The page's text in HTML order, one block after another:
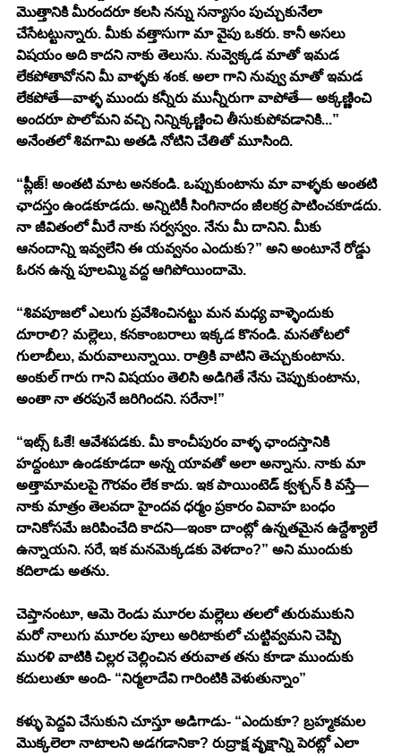
మొత్తానికి మీరందరూ కలసి నన్ను సన్యాసం పుచ్చుకునేలా
చేసేటట్టున్నారు. మీకు వత్తాసుగా మా వైపు ఒకరు. కానీ అసలు
విషయం అది కాదని నాకు తెలుసు. నువ్వెక్కడ మాతో ఇమడ
లేకపోతావోనని మీ వాళ్ళకు శంక. అలా గాని నువ్వు మాతో ఇమడ
లేకపోతే—వాళ్ళ ముందు కన్నీరు మున్నీరుగా వాపోతే— అక్కణ్ణించి
అందరూ పొలోమని వచ్చి నిన్నిక్కణ్ణించి తీసుకుపోవడానికి...”
అనేంతలో శివగామి అతడి నోటిని చేతితో మూసింది.
“ప్లీజ్! అంతటి మాట అనకండి. ఒప్పుకుంటాను మా వాళ్ళకు అంతటి
ఛాదస్తం ఉండకూడదు. అన్నిటికీ సింగినాదం జీలకర్ర పాటించకూడదు.
నా జీవితంలో మీరే నాకు సర్వస్వం. నేను మీ దానిని. మీకు
ఆనందాన్ని ఇవ్వలేని ఈ యవ్వనం ఎందుకు?” అని అంటూనే రోడ్డు
ఓరన ఉన్న పూలమ్మి వద్ద ఆగిపోయిందామె.
“శివపూజలో ఎలుగు ప్రవేశించినట్టు మన మధ్య వాళ్ళెందుకు
దూరాలి? మల్లెలు, కనకాంబరాలు ఇక్కడ కొనండి. మనతోటలో
గులాబీలు, మరువాలున్నాయి. రాత్రికి వాటిని తెచ్చుకుంటాను.
అంకుల్ గారు గాని విషయం తెలిసి అడిగితే నేను చెప్పుకుంటాను,
అంతా నా తరపునే జరిగిందని. సరేనా!”
“ఇట్స్ ఓకే! ఆవేశపడకు. మీ కాంచీపురం వాళ్ళ ఛాందస్తానికి
హద్దంటూ ఉండకూడదా అన్న యావతో అలా అన్నాను. నాకు మా
అత్తామామలపై గౌరవం లేక కాదు. ఇక పాయింటెడ్ క్వశ్చన్ కి వస్తే—
నాకు మాత్రం తెలవదా హైందవ ధర్మం ప్రకారం వివాహ బంధం
దానికోసమే జరిపించేది కాదని—ఇంకా దాంట్లో ఉన్నతమైన ఉద్దేశ్యాలే
ఉన్నాయని. సరే, ఇక మనమెక్కడకు వెళదాం?” అని ముందుకు
కదిలాడు అతను.
చెప్తానంటూ, ఆమె రెండు మూరల మల్లెలు తలలో తురుముకుని
మరో నాలుగు మూరల పూలు అరిటాకులో చుట్టివ్వమని చెప్పి
మురళి వాటికి చిల్లర చెల్లించిన తరువాత తను కూడా ముందుకు
కదులుతూ అంది- “నిర్మలాదేవి గారింటికి వెళుతున్నాం”
కళ్ళు పెద్దవి చేసుకుని చూస్తూ అడిగాడు- “ఎందుకూ? బ్రహ్మకమల
మొక్కలెలా నాటాలని అడగడానికా? రుద్రాక్ష వృక్షాన్ని పెరట్లో ఎలా